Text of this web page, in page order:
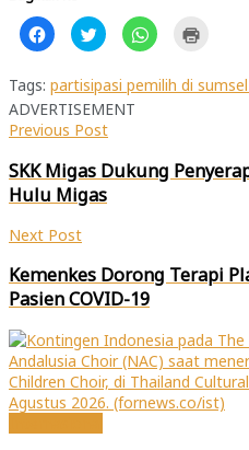
Klik
untuk
membagikan
Facebook(Membuka
di
jendela
yang
baru)
Klik
untuk
berbagi
Twitter(Membuka
di
jendela
yang
baru)
Klik
untuk
di
jendela
yang
Tags: partisipasi pemilih di
ADVERTISEMENT
Previous Post
SKK Migas Dukung
Hulu Migas
Next Post
Kemenkes Dorong Terapi
Pasien COVID-19